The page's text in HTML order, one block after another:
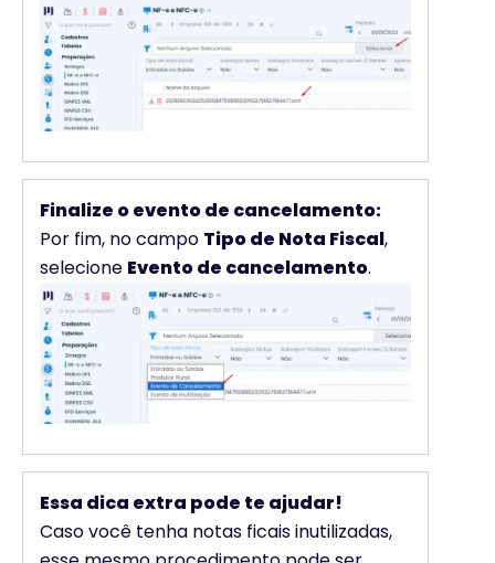
Finalize o evento de cancelamento:
Por fim, no campo Tipo de Nota Fiscal,
selecione Evento de cancelamento.
Essa dica extra pode te ajudar!
Caso você tenha notas ficais inutilizadas,